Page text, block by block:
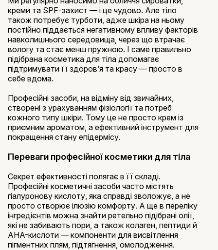
креми та SPF-захист — і це чудово. Але тіло
також потребує турботи, адже шкіра на ньому
постійно піддається негативному впливу факторів
навколишнього середовища, через що втрачає
вологу та стає менш пружною. І саме правильно
підібрана косметика для тіла допомагає
підтримувати її здоров’я та красу — просто в
себе вдома.
Професійні засоби, на відміну від звичайних,
створені з урахуванням фізіології та потреб
кожного типу шкіри. Тому це не просто крем із
приємним ароматом, а ефективний інструмент для
покращення стану епідермісу.
Переваги професійної косметики для тіла
Секрет ефективності полягає в її складі.
Професійні косметичні засоби часто містять
гіалуронову кислоту, яка справді зволожує, а не
просто створює ілюзію комфорту. А ще в переліку
інгредієнтів можна знайти ретельно підібрані олії,
які не забивають пори, а також колаген, пептиди й
AHA-кислоти — компоненти для висвітлення
пігментних плям, підтягнення, омолодження.